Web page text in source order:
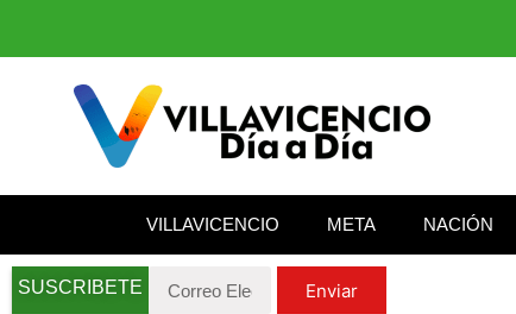
VILLAVICENCIO META NACIÓN
SUSCRIBETE Enviar